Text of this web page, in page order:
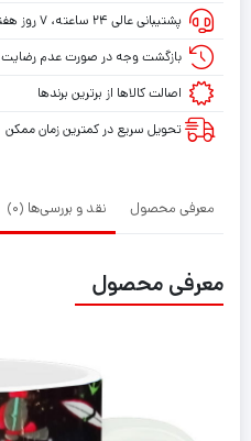
بیگانگان
در
Aliens
in
پشتیبانی عالی ۲۴ ساعته، ۷ روز هفته
بازگشت وجه در صورت عدم رضایت
اصالت کالاها از برترین برندها
تحویل سریع در کمترین زمان ممکن
معرفی محصول نقد و بررسی‌ها (0)
معرفی محصول